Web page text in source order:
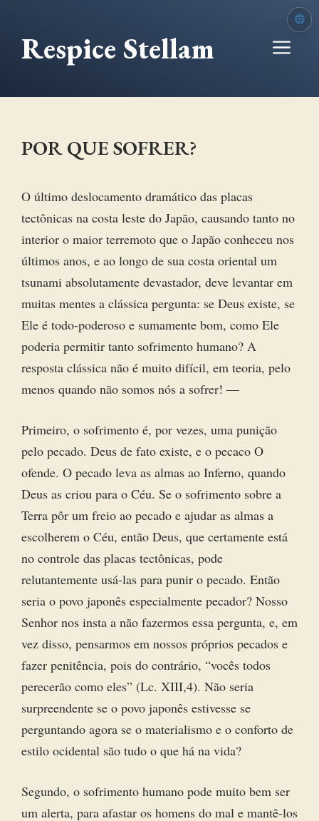
Respice Stellam
POR QUE SOFRER?
O último deslocamento dramático das placas
tectônicas na costa leste do Japão, causando tanto no
interior o maior terremoto que o Japão conheceu nos
últimos anos, e ao longo de sua costa oriental um
tsunami absolutamente devastador, deve levantar em
muitas mentes a clássica pergunta: se Deus existe, se
Ele é todo-poderoso e sumamente bom, como Ele
poderia permitir tanto sofrimento humano? A
resposta clássica não é muito difícil, em teoria, pelo
menos quando não somos nós a sofrer! —
Primeiro, o sofrimento é, por vezes, uma punição
pelo pecado. Deus de fato existe, e o pecaco O
ofende. O pecado leva as almas ao Inferno, quando
Deus as criou para o Céu. Se o sofrimento sobre a
Terra pôr um freio ao pecado e ajudar as almas a
escolherem o Céu, então Deus, que certamente está
no controle das placas tectônicas, pode
relutantemente usá-las para punir o pecado. Então
seria o povo japonês especialmente pecador? Nosso
Senhor nos insta a não fazermos essa pergunta, e, em
vez disso, pensarmos em nossos próprios pecados e
fazer penitência, pois do contrário, “vocês todos
perecerão como eles” (Lc. XIII,4). Não seria
surpreendente se o povo japonês estivesse se
perguntando agora se o materialismo e o conforto de
estilo ocidental são tudo o que há na vida?
Segundo, o sofrimento humano pode muito bem ser
um alerta, para afastar os homens do mal e mantê-los